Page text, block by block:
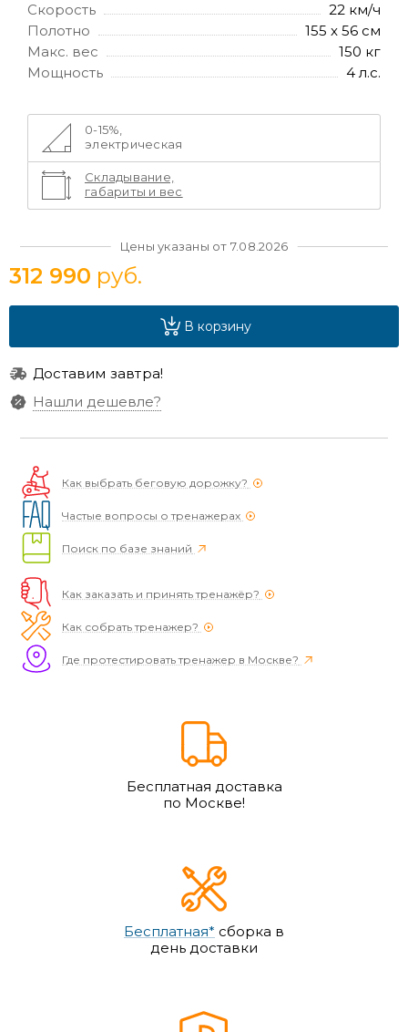
Скорость
22 км/ч
Полотно
155 x 56 см
Макс. вес
150 кг
Мощность
4 л.с.
0-15%,
электрическая
Складывание,
габариты и вес
Цены указаны от 7.08.2026
312 990 руб.
В корзину
Доставим завтра!
Нашли дешевле?
Как выбрать беговую дорожку?
Частые вопросы о тренажерах
Поиск по базе знаний
Как заказать и принять тренажёр?
Как собрать тренажер?
Где протестировать тренажер в Москве?
Бесплатная доставка
по Москве!
Бесплатная* сборка в
день доставки